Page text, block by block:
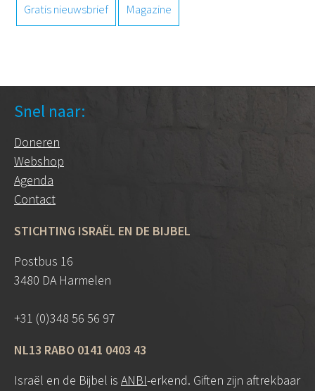
Gratis nieuwsbrief Magazine
Snel naar:
Doneren
Webshop
Agenda
Contact
STICHTING ISRAËL EN DE BIJBEL
Postbus 16
3480 DA Harmelen
+31 (0)348 56 56 97
NL13 RABO 0141 0403 43
Israël en de Bijbel is ANBI-erkend. Giften zijn aftrekbaar